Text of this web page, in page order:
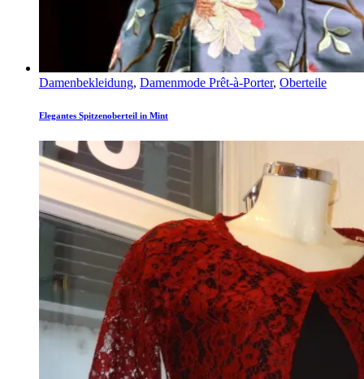
Damenbekleidung, Damenmode Prêt-à-Porter, Oberteile
Elegantes Spitzenoberteil in Mint